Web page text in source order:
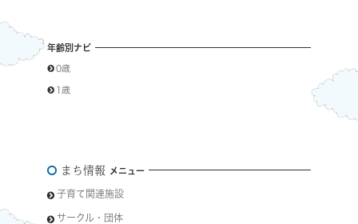
年齢別ナビ
0歳
1歳
まち情報 メニュー
子育て関連施設
サークル・団体